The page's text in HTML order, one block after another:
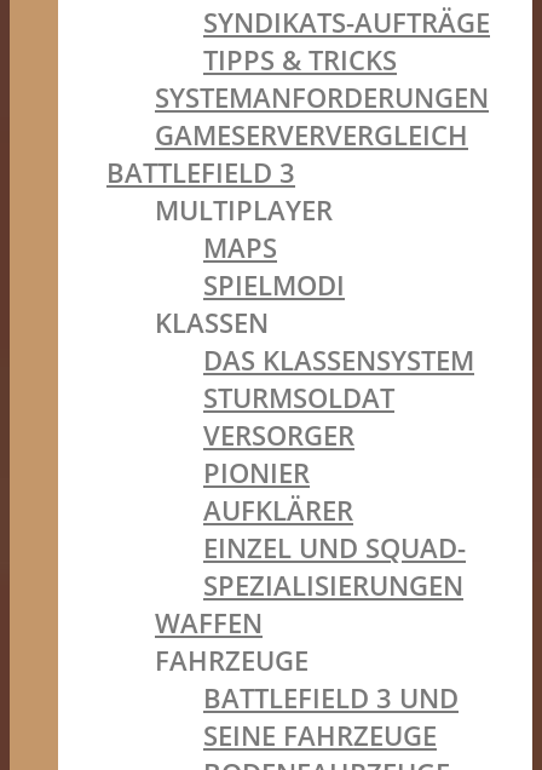
SYNDIKATS-AUFTRÄGE
TIPPS & TRICKS
SYSTEMANFORDERUNGEN
GAMESERVERVERGLEICH
BATTLEFIELD 3
MULTIPLAYER
MAPS
SPIELMODI
KLASSEN
DAS KLASSENSYSTEM
STURMSOLDAT
VERSORGER
PIONIER
AUFKLÄRER
EINZEL UND SQUAD-
SPEZIALISIERUNGEN
WAFFEN
FAHRZEUGE
BATTLEFIELD 3 UND
SEINE FAHRZEUGE